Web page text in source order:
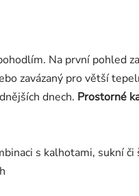
Na první pohled
zavázaný pro větší
dnech. Prostorné
s kalhotami, sukní